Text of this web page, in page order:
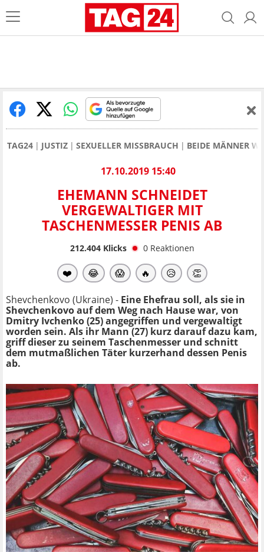
TAG24 JUSTIZ SEXUELLER MISSBRAUCH BEIDE MÄNNER
17.10.2019 15:40
EHEMANN SCHNEIDET
VERGEWALTIGER MIT
TASCHENMESSER PENIS AB
212.404Klicks 0 Reaktionen
❤️ 😂 😱 🔥 😥 👏
Shevchenkovo (Ukraine) - Eine Ehefrau soll, als sie in
Shevchenkovo auf dem Weg nach Hause war, von
Dmitry Ivchenko (25) angegriffen und vergewaltigt
worden sein. Als ihr Mann (27) kurz darauf dazu kam,
griff dieser zu seinem Taschenmesser und schnitt
dem mutmaßlichen Täter kurzerhand dessen Penis
ab.